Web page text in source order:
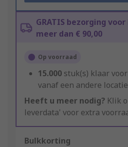
GRATIS bezorging
meer dan € 90,00
Op voorraad
15.000 stuk(s) klaar
vanaf een andere locatie
Heeft u meer nodig? Klik
leverdata' voor extra
Bulkkorting